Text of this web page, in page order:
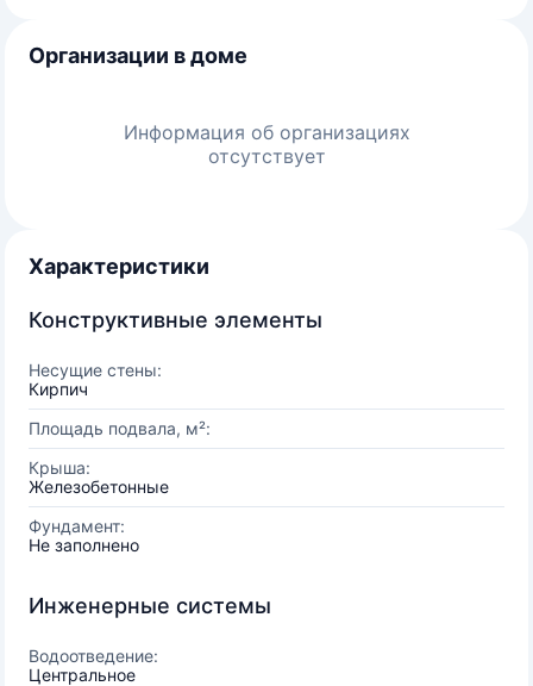
Организации в доме
Информация об организациях
отсутствует
Характеристики
Конструктивные элементы
Несущие стены:
Кирпич
Площадь подвала, м²:
Крыша:
Железобетонные
Фундамент:
Не заполнено
Инженерные системы
Водоотведение:
Центральное